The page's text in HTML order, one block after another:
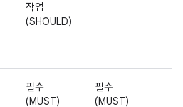
작업
(SHOULD)
필수
(MUST)
필수
(MUST)